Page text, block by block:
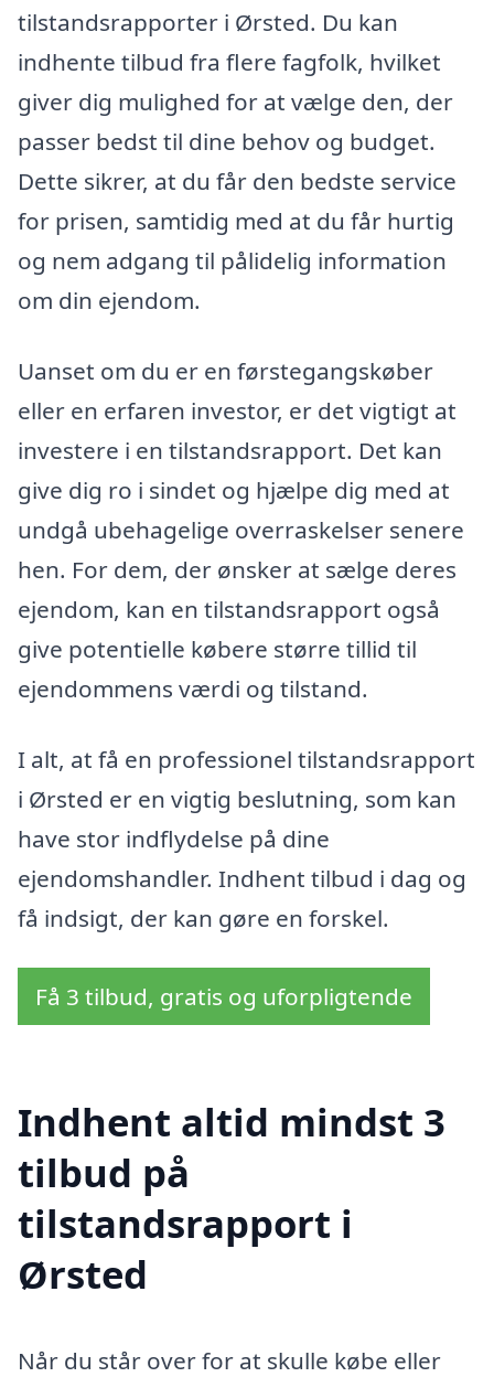
tilstandsrapporter i Ørsted. Du kan
indhente tilbud fra flere fagfolk, hvilket
giver dig mulighed for at vælge den, der
passer bedst til dine behov og budget.
Dette sikrer, at du får den bedste service
for prisen, samtidig med at du får hurtig
og nem adgang til pålidelig information
om din ejendom.
Uanset om du er en førstegangskøber
eller en erfaren investor, er det vigtigt at
investere i en tilstandsrapport. Det kan
give dig ro i sindet og hjælpe dig med at
undgå ubehagelige overraskelser senere
hen. For dem, der ønsker at sælge deres
ejendom, kan en tilstandsrapport også
give potentielle købere større tillid til
ejendommens værdi og tilstand.
I alt, at få en professionel tilstandsrapport
i Ørsted er en vigtig beslutning, som kan
have stor indflydelse på dine
ejendomshandler. Indhent tilbud i dag og
få indsigt, der kan gøre en forskel.
Få 3 tilbud, gratis og uforpligtende
Indhent altid mindst 3
tilbud på
tilstandsrapport i
Ørsted
Når du står over for at skulle købe eller